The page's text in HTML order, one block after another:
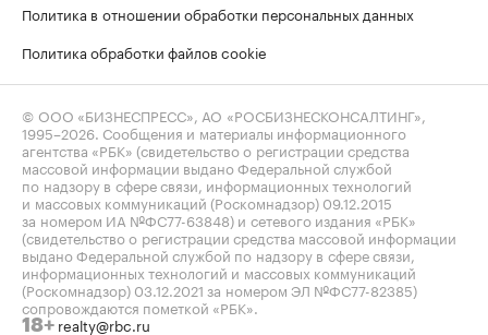
Политика в отношении обработки персональных данных
Политика обработки файлов cookie
© ООО «БИЗНЕСПРЕСС», АО «РОСБИЗНЕСКОНСАЛТИНГ»,
1995–2026 . Сообщения и материалы информационного
агентства «РБК» (свидетельство о регистрации средства
массовой информации выдано Федеральной службой
по надзору в сфере связи, информационных технологий
и массовых коммуникаций (Роскомнадзор) 09.12.2015
за номером ИА №ФС77-63848) и сетевого издания «РБК»
(свидетельство о регистрации средства массовой информации
выдано Федеральной службой по надзору в сфере связи,
информационных технологий и массовых коммуникаций
(Роскомнадзор) 03.12.2021 за номером ЭЛ №ФС77-82385)
сопровождаются пометкой «РБК».
18+ realty@rbc.ru